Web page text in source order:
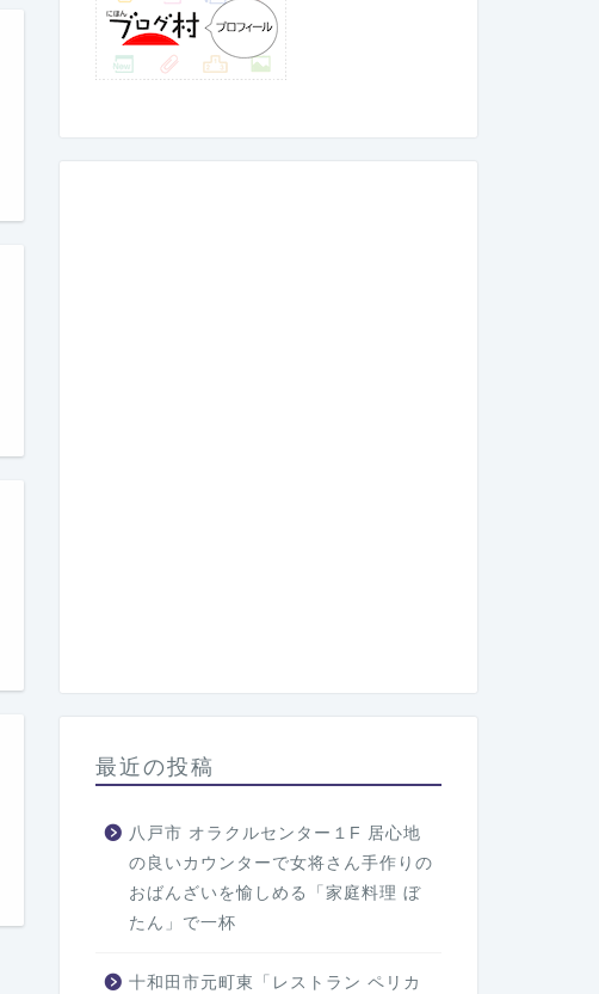
最近の投稿
八戸市 オラクルセンター１F 居心地
の良いカウンターで女将さん手作りの
おばんざいを愉しめる「家庭料理 ぼ
たん」で一杯
十和田市元町東「レストラン ペリカ